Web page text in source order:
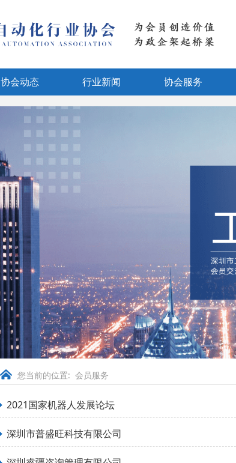
协会动态 行业新闻 协会服务
您当前的位置: 会员服务
2021国家机器人发展论坛
深圳市普盛旺科技有限公司